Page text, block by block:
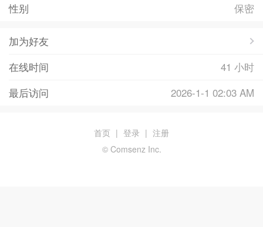
性别
保密
加为好友
在线时间
41 小时
最后访问
2026-1-1 02:03 AM
首页 | 登录 | 注册
© Comsenz Inc.